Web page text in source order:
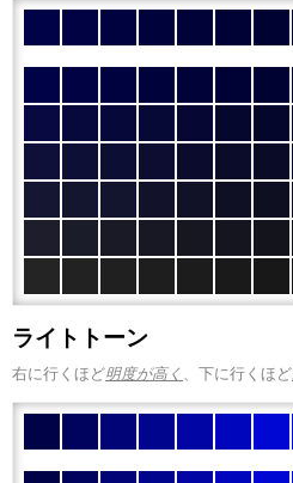
ライトトーン
右に行くほど明度が高く 、下に行くほど